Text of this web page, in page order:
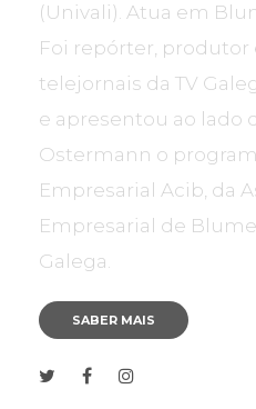
(Univali). Atua em
Foi repórter, produtor
telejornais da TV
e apresentou ao lado
Ostermann o
Empresarial Acib, da
Empresarial de
Galega.
SABER MAIS